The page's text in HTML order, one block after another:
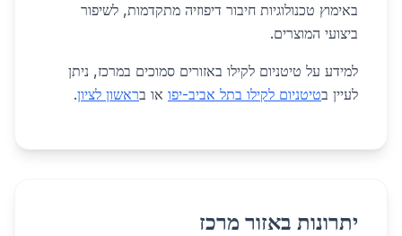
באימוץ טכנולוגיות חיבור דיפוזיה מתקדמות, לשיפור
ביצועי המוצרים.
למידע על טיטניום לקילו באזורים סמוכים במרכז, ניתן
לעיין בטיטניום לקילו בתל אביב-יפו או בראשון לציון.
יתרונות באזור מרכז